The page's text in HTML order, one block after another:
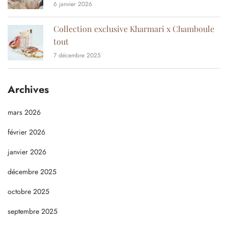
6 janvier 2026
Collection exclusive Kharmari x Chamboule
tout
7 décembre 2025
Archives
mars 2026
février 2026
janvier 2026
décembre 2025
octobre 2025
septembre 2025